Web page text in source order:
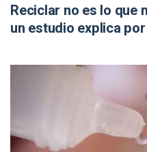
Reciclar no es lo que
un estudio explica